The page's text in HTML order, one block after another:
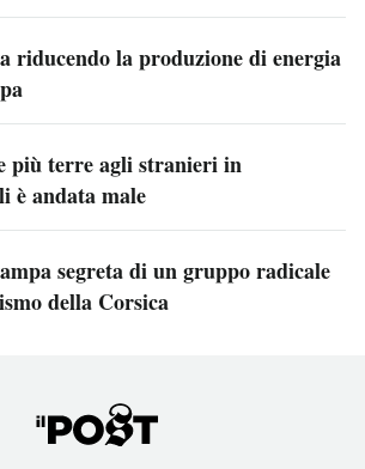
riducendo la produzione di energia
più terre agli stranieri in
è andata male
segreta di un gruppo radicale
della Corsica